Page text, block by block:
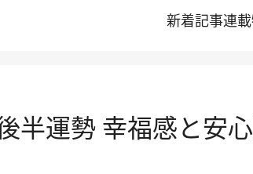
新着記事連載
半運勢 幸福感と安